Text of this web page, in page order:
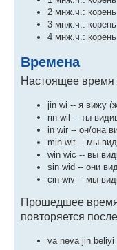
2 мнж.ч.:
3 мнж.ч.:
4 мнж.ч.:
Времена
Настоящее время
jin wi -- я вижу
rin wil -- ты
in wir -- он/она
min wit -- мы
win wic -- вы
sin wid -- они
cin wiv -- мы
Прошедшее
повторяется
va neva jin beliyi